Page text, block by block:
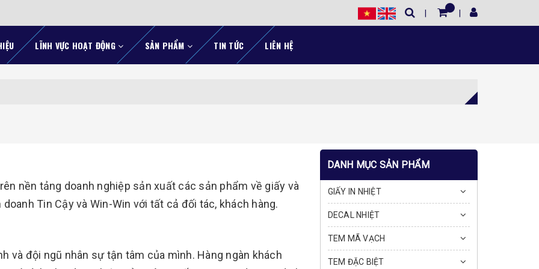
LĨNH VỰC HOẠT ĐỘNG SẢN PHẨM TIN TỨC LIÊN HỆ
nền tảng doanh nghiệp sản xuất các sản phẩm về giấy và
Tin Cậy và Win-Win với tất cả đối tác, khách hàng.
và đội ngũ nhân sự tận tâm của mình. Hàng ngàn khách
DANH MỤC SẢN PHẨM
GIẤY IN NHIỆT
DECAL NHIỆT
TEM MÃ VẠCH
TEM ĐẶC BIỆT